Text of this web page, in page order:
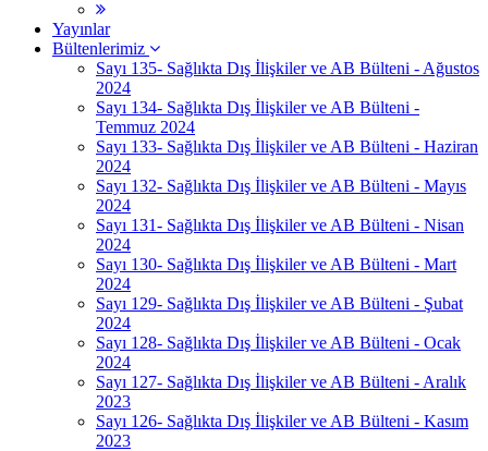
Yayınlar
Bültenlerimiz
Sayı 135- Sağlıkta Dış İlişkiler ve AB Bülteni - Ağustos
2024
Sayı 134- Sağlıkta Dış İlişkiler ve AB Bülteni -
Temmuz 2024
Sayı 133- Sağlıkta Dış İlişkiler ve AB Bülteni - Haziran
2024
Sayı 132- Sağlıkta Dış İlişkiler ve AB Bülteni - Mayıs
2024
Sayı 131- Sağlıkta Dış İlişkiler ve AB Bülteni - Nisan
2024
Sayı 130- Sağlıkta Dış İlişkiler ve AB Bülteni - Mart
2024
Sayı 129- Sağlıkta Dış İlişkiler ve AB Bülteni - Şubat
2024
Sayı 128- Sağlıkta Dış İlişkiler ve AB Bülteni - Ocak
2024
Sayı 127- Sağlıkta Dış İlişkiler ve AB Bülteni - Aralık
2023
Sayı 126- Sağlıkta Dış İlişkiler ve AB Bülteni - Kasım
2023